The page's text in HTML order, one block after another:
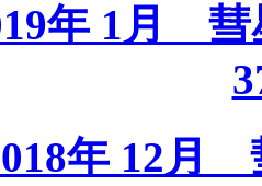
年 1月
年 12月